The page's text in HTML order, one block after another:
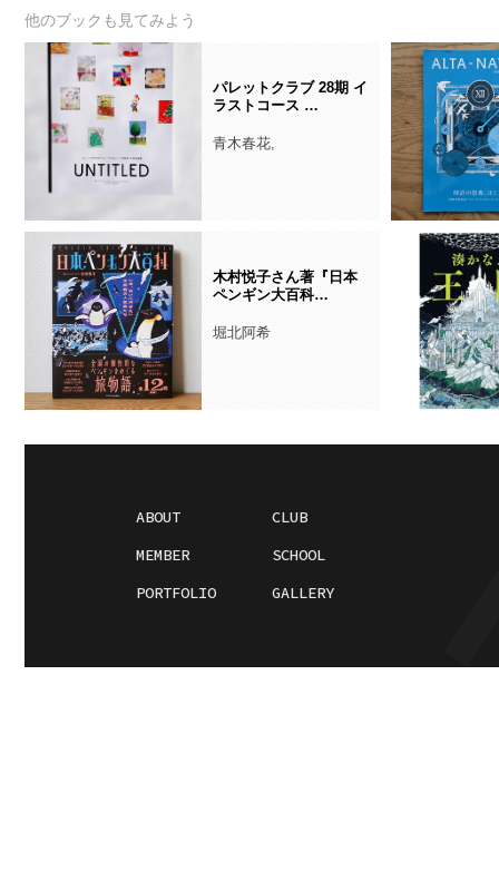
他のブックも見てみよう
パレットクラブ 28期 イ
ラストコース …
青木春花,
木村悦子さん著『日本
ペンギン大百科…
堀北阿希
ABOUT
MEMBER
PORTFOLIO
CLUB
SCHOOL
GALLERY